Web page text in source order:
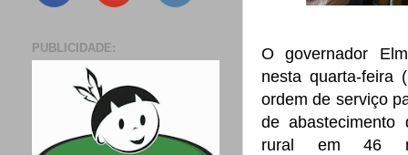
O governador
nesta quarta-feira
ordem de serviço
de
rural em 46
PUBLICIDADE: